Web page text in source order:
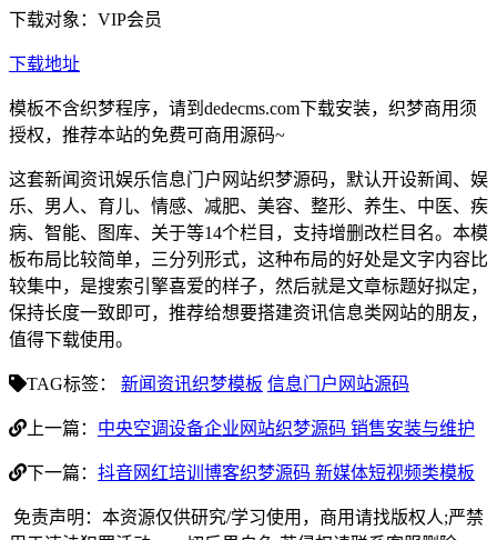
下载对象：VIP会员
下载地址
模板不含织梦程序，请到dedecms.com下载安装，织梦商用须
授权，推荐本站的免费可商用源码~
这套新闻资讯娱乐信息门户网站织梦源码，默认开设新闻、娱
乐、男人、育儿、情感、减肥、美容、整形、养生、中医、疾
病、智能、图库、关于等14个栏目，支持增删改栏目名。本模
板布局比较简单，三分列形式，这种布局的好处是文字内容比
较集中，是搜索引擎喜爱的样子，然后就是文章标题好拟定，
保持长度一致即可，推荐给想要搭建资讯信息类网站的朋友，
值得下载使用。
TAG标签： 新闻资讯织梦模板 信息门户网站源码
上一篇： 中央空调设备企业网站织梦源码 销售安装与维护
下一篇： 抖音网红培训博客织梦源码 新媒体短视频类模板
免责声明：本资源仅供研究/学习使用，商用请找版权人;严禁